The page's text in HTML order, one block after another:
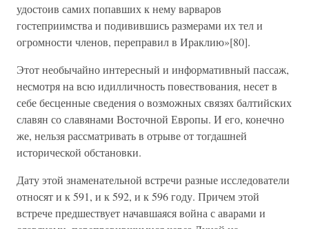
удостоив самих попавших к нему варваров
гостеприимства и подивившись размерами их тел и
огромности членов, переправил в Ираклию»[80].
Этот необычайно интересный и информативный пассаж,
несмотря на всю идилличность повествования, несет в
себе бесценные сведения о возможных связях балтийских
славян со славянами Восточной Европы. И его, конечно
же, нельзя рассматривать в отрыве от тогдашней
исторической обстановки.
Дату этой знаменательной встречи разные исследователи
относят и к 591, и к 592, и к 596 году. Причем этой
встрече предшествует начавшаяся война с аварами и